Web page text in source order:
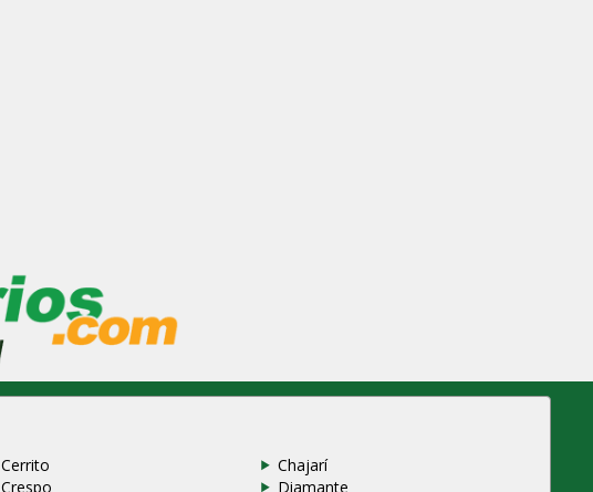
Cerrito
Chajarí
Crespo Diamante